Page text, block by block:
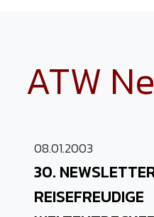
ATW
08.01.2003
30.
REISEFREUDIGE